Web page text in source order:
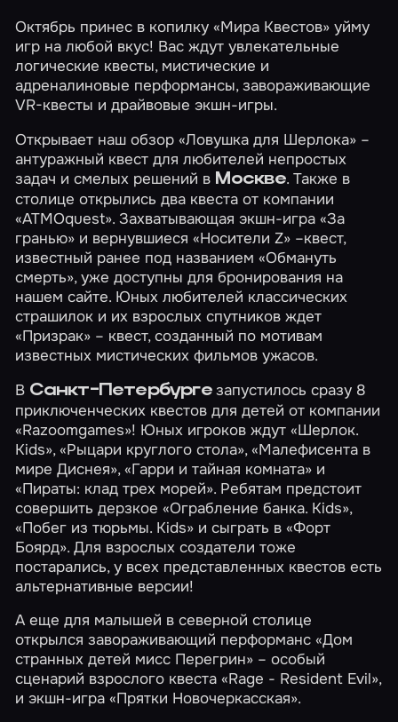
Октябрь принес в копилку «Мира Квестов» уйму
игр на любой вкус! Вас ждут увлекательные
логические квесты, мистические и
адреналиновые перформансы, завораживающие
VR-квесты и драйвовые экшн-игры.
Открывает наш обзор«Ловушка для Шерлока» –
антуражный квест для любителей непростых
задач и смелых решений в Москве. Также в
столице открылись два квеста от компании
«ATMOquest». Захватывающая экшн-игра«За
гранью» и вернувшиеся«Носители Z» –квест,
известный ранее под названием «Обмануть
смерть», уже доступны для бронирования на
нашем сайте. Юных любителей классических
страшилок и их взрослых спутников ждет
«Призрак» – квест, созданный по мотивам
известных мистических фильмов ужасов.
В Санкт-Петербургезапустилось сразу 8
приключенческих квестов для детей от компании
«Razoomgames»! Юных игроков ждут«Шерлок.
Kids»,«Рыцари круглого стола»,«Малефисента в
мире Диснея»,«Гарри и тайная комната» и
«Пираты: клад трех морей». Ребятам предстоит
совершить дерзкое«Ограбление банка. Kids»,
«Побег из тюрьмы. Kids» и сыграть в«Форт
Боярд». Для взрослых создатели тоже
постарались, у всех представленных квестов есть
альтернативные версии!
А еще для малышей в северной столице
открылся завораживающий перформанс«Дом
странных детей мисс Перегрин» – особый
сценарий взрослого квеста«Rage - Resident Evil»,
и экшн-игра«Прятки Новочеркасская».